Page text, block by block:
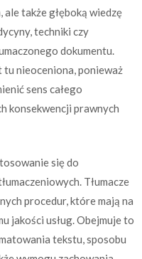
ale także głęboką wiedzę
techniki czy
dokumentu.
nieoceniona, ponieważ
sens całego
konsekwencji prawnych
się do
Tłumacze
procedur, które mają na
jakości usług. Obejmuje to
tekstu, sposobu